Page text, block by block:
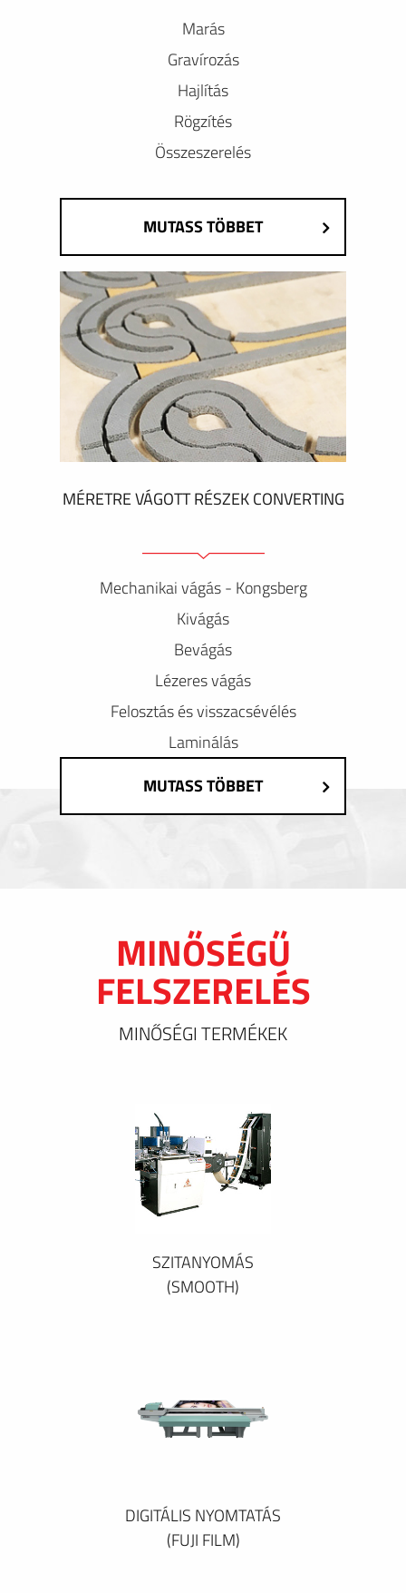
Marás
Gravírozás
Hajlítás
Rögzítés
Összeszerelés
MUTASS TÖBBET
MÉRETRE VÁGOTT RÉSZEK CONVERTING
Mechanikai vágás - Kongsberg
Kivágás
Bevágás
Lézeres vágás
Felosztás és visszacsévélés
Laminálás
MUTASS TÖBBET
MINŐSÉGŰ
FELSZERELÉS
MINŐSÉGI TERMÉKEK
SZITANYOMÁS
(SMOOTH)
DIGITÁLIS NYOMTATÁS
(FUJI FILM)